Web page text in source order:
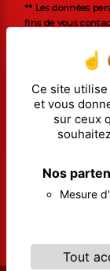
Ce site
et vous
sur ceux
Nos
Mesure
Tout
** Les données
fins de vous
informatisé. Elles
but de répondre à
communiquées
droits d’accès,
limitation,
moment et du
autorité de
post-mortem.
l'adresse ou par
d'identité pourra
données
durée de
contentieux.